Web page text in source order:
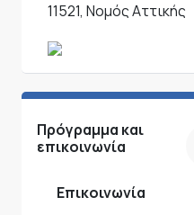
11521, Νομός Αττικής
Πρόγραμμα και
επικοινωνία
Επικοινωνία